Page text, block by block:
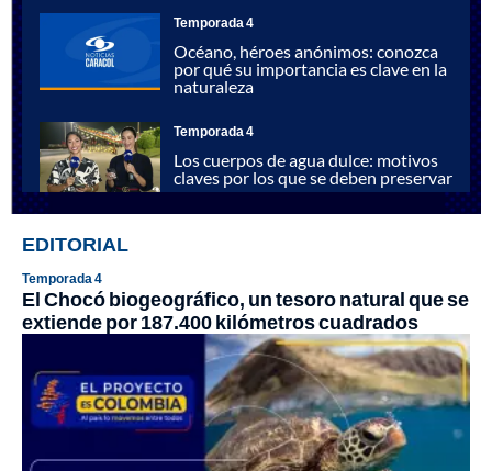
Temporada 4
Océano, héroes anónimos: conozca
por qué su importancia es clave en la
naturaleza
Temporada 4
Los cuerpos de agua dulce: motivos
claves por los que se deben preservar
sostenibles?
Temporada 4
Las graves consecuencias de la
minería ilegal: amenaza a un paraíso
natural en Colombia
Temporada 4
EDITORIAL
Temporada 4
El Chocó biogeográfico, un tesoro natural que se
extiende por 187.400 kilómetros cuadrados